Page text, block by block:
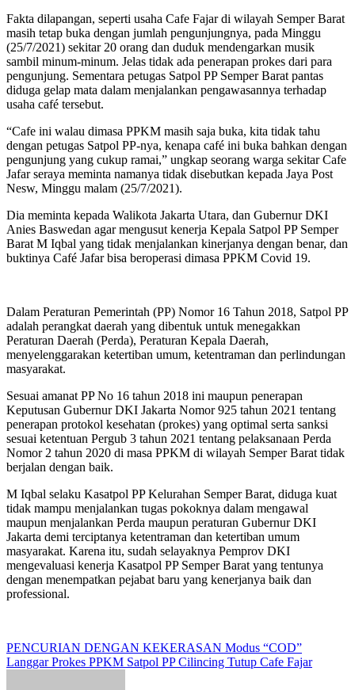
Fakta dilapangan, seperti usaha Cafe Fajar di wilayah Semper Barat
masih tetap buka dengan jumlah pengunjungnya, pada Minggu
(25/7/2021) sekitar 20 orang dan duduk mendengarkan musik
sambil minum-minum. Jelas tidak ada penerapan prokes dari para
pengunjung. Sementara petugas Satpol PP Semper Barat pantas
diduga gelap mata dalam menjalankan pengawasannya terhadap
usaha café tersebut.
“Cafe ini walau dimasa PPKM masih saja buka, kita tidak tahu
dengan petugas Satpol PP-nya, kenapa café ini buka bahkan dengan
pengunjung yang cukup ramai,” ungkap seorang warga sekitar Cafe
Jafar seraya meminta namanya tidak disebutkan kepada Jaya Post
Nesw, Minggu malam (25/7/2021).
Dia meminta kepada Walikota Jakarta Utara, dan Gubernur DKI
Anies Baswedan agar mengusut kenerja Kepala Satpol PP Semper
Barat M Iqbal yang tidak menjalankan kinerjanya dengan benar, dan
buktinya Café Jafar bisa beroperasi dimasa PPKM Covid 19.
Dalam Peraturan Pemerintah (PP) Nomor 16 Tahun 2018, Satpol PP
adalah perangkat daerah yang dibentuk untuk menegakkan
Peraturan Daerah (Perda), Peraturan Kepala Daerah,
menyelenggarakan ketertiban umum, ketentraman dan perlindungan
masyarakat.
Sesuai amanat PP No 16 tahun 2018 ini maupun penerapan
Keputusan Gubernur DKI Jakarta Nomor 925 tahun 2021 tentang
penerapan protokol kesehatan (prokes) yang optimal serta sanksi
sesuai ketentuan Pergub 3 tahun 2021 tentang pelaksanaan Perda
Nomor 2 tahun 2020 di masa PPKM di wilayah Semper Barat tidak
berjalan dengan baik.
M Iqbal selaku Kasatpol PP Kelurahan Semper Barat, diduga kuat
tidak mampu menjalankan tugas pokoknya dalam mengawal
maupun menjalankan Perda maupun peraturan Gubernur DKI
Jakarta demi terciptanya ketentraman dan ketertiban umum
masyarakat. Karena itu, sudah selayaknya Pemprov DKI
mengevaluasi kenerja Kasatpol PP Semper Barat yang tentunya
dengan menempatkan pejabat baru yang kenerjanya baik dan
professional.
Navigasi
pos
PENCURIAN DENGAN KEKERASAN Modus “COD”
Langgar Prokes PPKM Satpol PP Cilincing Tutup Cafe Fajar